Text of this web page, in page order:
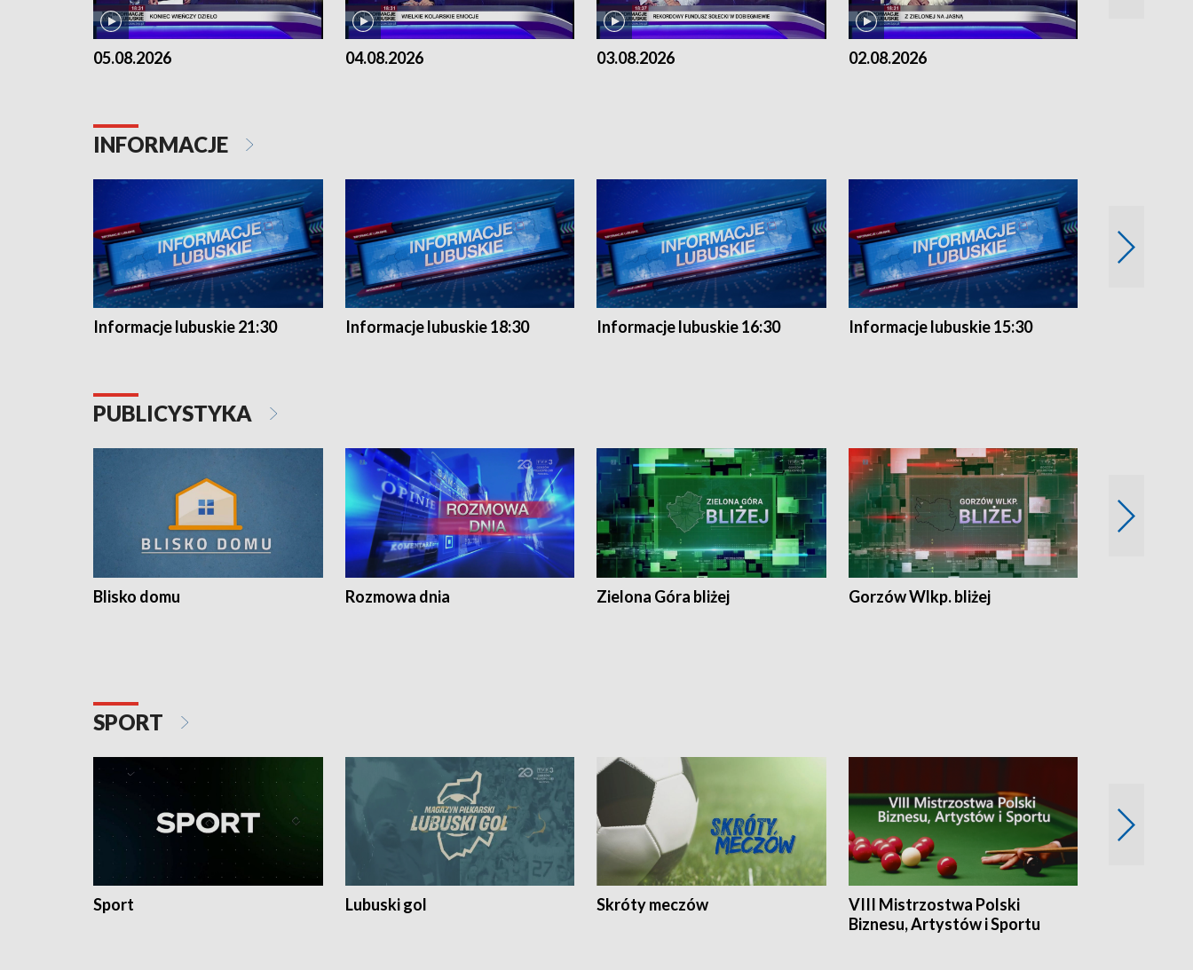
05.08.2026 04.08.2026 03.08.2026 02.08.2026
INFORMACJE
Informacje lubuskie 21:30 Informacje lubuskie 18:30 Informacje lubuskie 16:30 Informacje lubuskie 15:30
PUBLICYSTYKA
Blisko domu Rozmowa dnia Zielona Góra bliżej Gorzów Wlkp. bliżej
SPORT
Sport Lubuski gol Skróty meczów
VIII Mistrzostwa Polski
Biznesu, Artystów i Sportu